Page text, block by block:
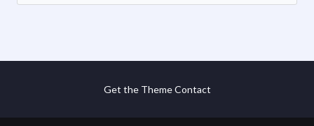
Get the Theme Contact